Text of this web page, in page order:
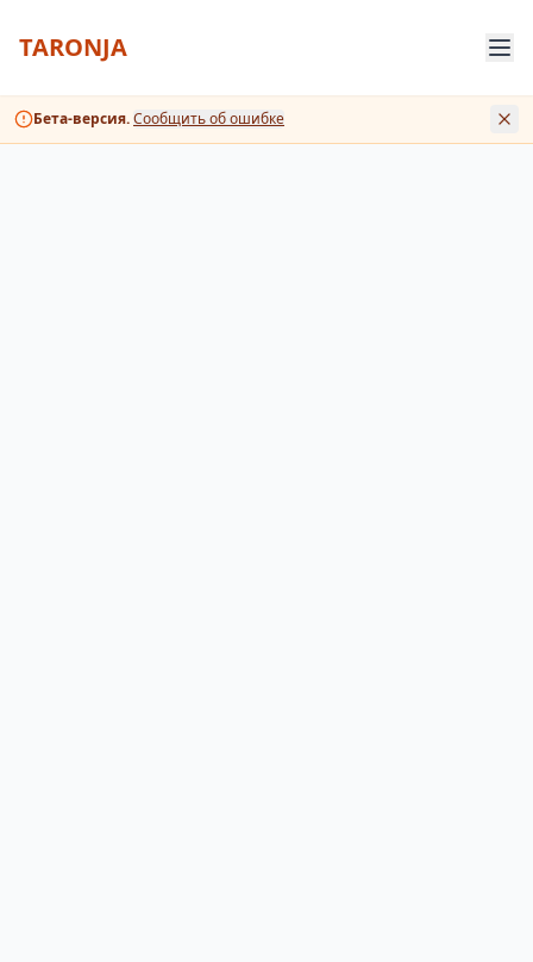
TARONJA
Бета-версия.Сообщить об ошибке